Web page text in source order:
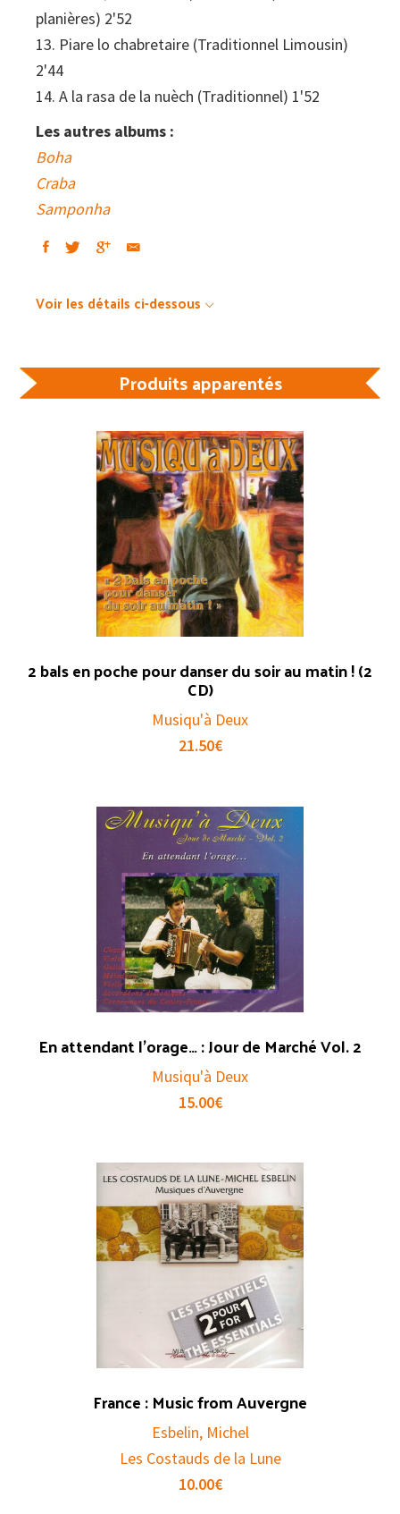
planières) 2'52
13. Piare lo chabretaire (Traditionnel Limousin)
2'44
14. A la rasa de la nuèch (Traditionnel) 1'52
Les autres albums :
Boha
Craba
Samponha
Voir les détails ci-dessous
Produits apparentés
2 bals en poche pour danser du soir au matin ! (2
CD)
Musiqu'à Deux
21.50€
En attendant l’orage… : Jour de Marché Vol. 2
Musiqu'à Deux
15.00€
France : Music from Auvergne
Esbelin, Michel
Les Costauds de la Lune
10.00€